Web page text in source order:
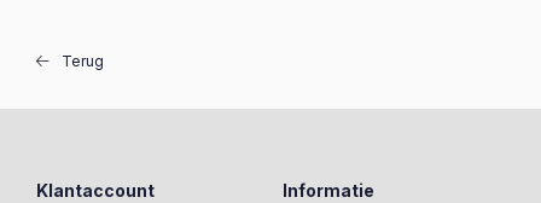
Terug
Klantaccount Informatie